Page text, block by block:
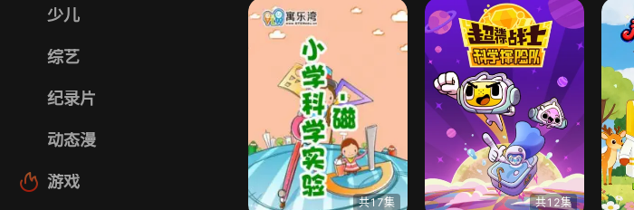
少儿
综艺
纪录片
动态漫
游戏
共17集 共12集